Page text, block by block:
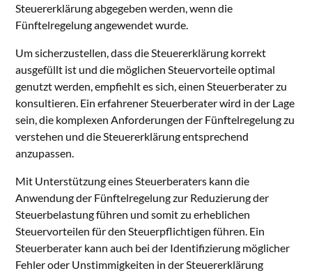
Steuererklärung abgegeben werden, wenn die
Fünftelregelung angewendet wurde.
Um sicherzustellen, dass die Steuererklärung korrekt
ausgefüllt ist und die möglichen Steuervorteile optimal
genutzt werden, empfiehlt es sich, einen Steuerberater zu
konsultieren. Ein erfahrener Steuerberater wird in der Lage
sein, die komplexen Anforderungen der Fünftelregelung zu
verstehen und die Steuererklärung entsprechend
anzupassen.
Mit Unterstützung eines Steuerberaters kann die
Anwendung der Fünftelregelung zur Reduzierung der
Steuerbelastung führen und somit zu erheblichen
Steuervorteilen für den Steuerpflichtigen führen. Ein
Steuerberater kann auch bei der Identifizierung möglicher
Fehler oder Unstimmigkeiten in der Steuererklärung